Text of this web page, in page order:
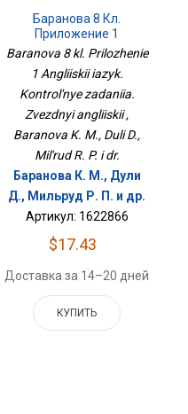
Баранова 8 Кл.
Приложение 1
Английский Язык.
Звёздный Английский
Baranova 8 kl. Prilozhenie
1 Angliiskii iazyk.
Kontrol'nye zadaniia.
Zvezdnyi angliiskii ,
Baranova K. M., Duli D.,
Mil'rud R. P. i dr.
Баранова К. М., Дули
Д., Мильруд Р. П. и др.
Артикул: 1622866
$17.43
Доставка за 14–20 дней
КУПИТЬ